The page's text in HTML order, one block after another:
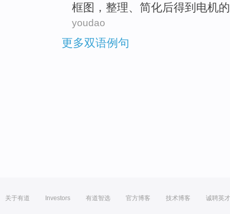
框图 ， 整理、 简化后得到 电机的
youdao
更多双语例句
关于有道 Investors 有道智选 官方博客 技术博客 诚聘英才